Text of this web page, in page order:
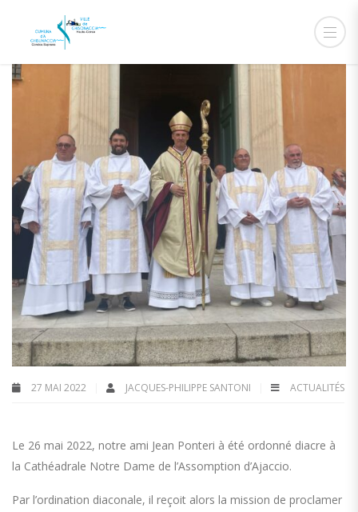
27 MAI 2022 JACQUES-PHILIPPE SANTONI ACTUALITÉS
Le 26 mai 2022, notre ami Jean Ponteri à été ordonné diacre à
la Cathéadrale Notre Dame de l’Assomption d’Ajaccio.
Par l’ordination diaconale, il reçoit alors la mission de proclamer